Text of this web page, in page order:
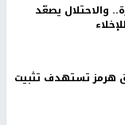
والاحتلال يصعّد
هرمز تستهدف تثبيت